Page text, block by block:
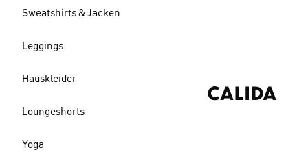
Sweatshirts & Jacken
Leggings
Hauskleider
Loungeshorts
Yoga